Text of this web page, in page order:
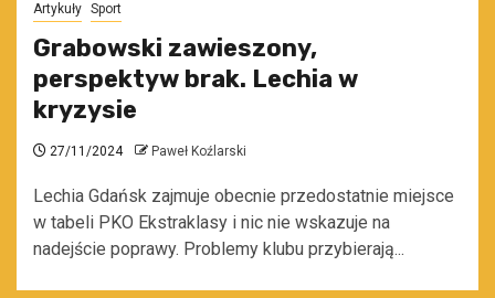
Artykuły Sport
Grabowski zawieszony,
perspektyw brak. Lechia w
kryzysie
27/11/2024 Paweł Koźlarski
Lechia Gdańsk zajmuje obecnie przedostatnie miejsce
w tabeli PKO Ekstraklasy i nic nie wskazuje na
nadejście poprawy. Problemy klubu przybierają...